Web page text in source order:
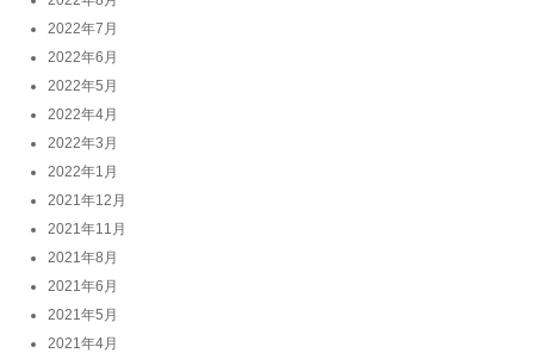
2022年7月
2022年6月
2022年5月
2022年4月
2022年3月
2022年1月
2021年12月
2021年11月
2021年8月
2021年6月
2021年5月
2021年4月